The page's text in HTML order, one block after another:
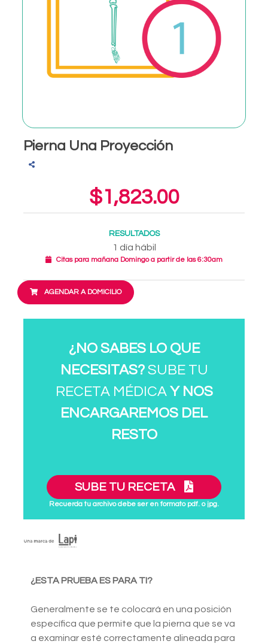
Pierna Una Proyección
$1,823.00
RESULTADOS
1 día hábil
Citas para mañana Domingo a partir de las 6:30am
AGENDAR A DOMICILIO
¿NO SABES LO QUE
NECESITAS?SUBE TU
RECETA MÉDICA Y NOS
ENCARGAREMOS DEL
RESTO
SUBE TU RECETA
Recuerda tu archivo debe ser en formato pdf. o jpg.
¿ESTA PRUEBA ES PARA TI?
Generalmente se te colocará en una posición
específica que permite que la pierna que se va
a examinar esté correctamente alineada para